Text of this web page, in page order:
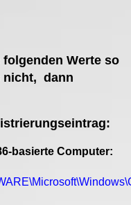
Werte so
nicht, dann
basierte Computer: